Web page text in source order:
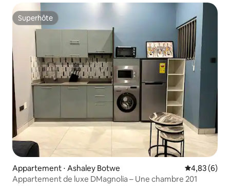
Superhôte
Superhôte
Appartement ⋅ Ashaley Botwe Évaluation
4,83 (6)
Appartement de luxe DMagnolia – Une chambre 201